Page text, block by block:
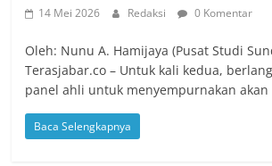
14 Mei 2026 Redaksi 0 Komentar
Oleh: Nunu A. Hamijaya (Pusat Studi
Terasjabar.co – Untuk kali kedua,
panel ahli untuk menyempurnakan
Baca Selengkapnya